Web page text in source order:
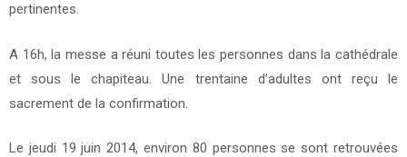
pertinentes.
A 16h, la messe a réuni toutes les personnes dans la cathédrale
et sous le chapiteau. Une trentaine d’adultes ont reçu le
sacrement de la confirmation.
Le jeudi 19 juin 2014, environ 80 personnes se sont retrouvées